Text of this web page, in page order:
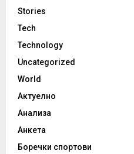
Stories
Tech
Technology
Uncategorized
World
Актуелно
Анализа
Анкета
Боречки спортови